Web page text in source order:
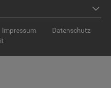
Impressum
Datenschutz